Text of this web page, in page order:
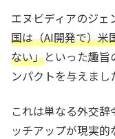
エヌビディアのジェ
国は（AI開発で）米
ない」といった趣
ンパクトを与えまし
これは単なる外交
ッチアップが現実